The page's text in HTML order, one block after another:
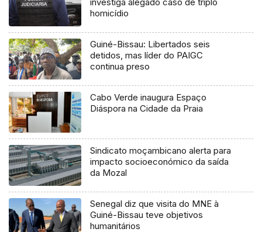
homicídio
Guiné-Bissau: Libertados seis
detidos, mas líder do PAIGC
continua preso
Cabo Verde inaugura Espaço
Diáspora na Cidade da Praia
Sindicato moçambicano alerta para
impacto socioeconómico da saída
da Mozal
Senegal diz que visita do MNE à
Guiné-Bissau teve objetivos
humanitários